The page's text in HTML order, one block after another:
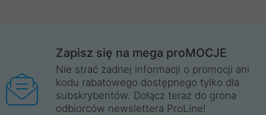
Zapisz się na mega proMOCJE
Nie strać żadnej informacji o promocji ani
kodu rabatowego dostępnego tylko dla
subskrybentów. Dołącz teraz do grona
odbiorców newslettera ProLine!